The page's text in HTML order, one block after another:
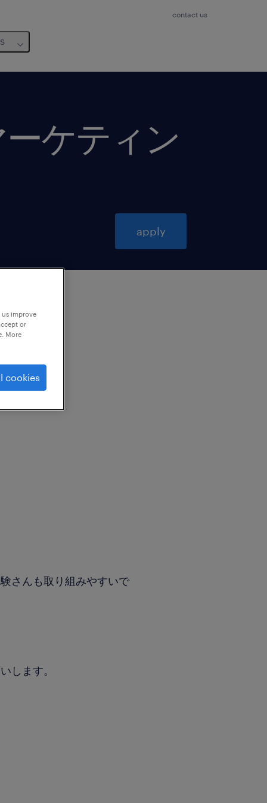
contact us
ケティン
apply
さんも取り組みやすいで
します。
improve
or
More
cookies